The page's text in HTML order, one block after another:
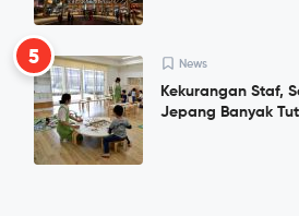
5 News
Kekurangan Staf,
Jepang Banyak